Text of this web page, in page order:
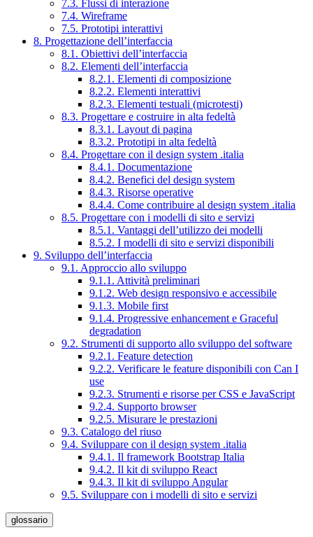
7.3. Flussi di interazione
7.4. Wireframe
7.5. Prototipi interattivi
8. Progettazione dell’interfaccia
8.1. Obiettivi dell’interfaccia
8.2. Elementi dell’interfaccia
8.2.1. Elementi di composizione
8.2.2. Elementi interattivi
8.2.3. Elementi testuali (microtesti)
8.3. Progettare e costruire in alta fedeltà
8.3.1. Layout di pagina
8.3.2. Prototipi in alta fedeltà
8.4. Progettare con il design system .italia
8.4.1. Documentazione
8.4.2. Benefici del design system
8.4.3. Risorse operative
8.4.4. Come contribuire al design system .italia
8.5. Progettare con i modelli di sito e servizi
8.5.1. Vantaggi dell’utilizzo dei modelli
8.5.2. I modelli di sito e servizi disponibili
9. Sviluppo dell’interfaccia
9.1. Approccio allo sviluppo
9.1.1. Attività preliminari
9.1.2. Web design responsivo e accessibile
9.1.3. Mobile first
9.1.4. Progressive enhancement e Graceful
degradation
9.2. Strumenti di supporto allo sviluppo del software
9.2.1. Feature detection
9.2.2. Verificare le feature disponibili con Can I
use
9.2.3. Strumenti e risorse per CSS e JavaScript
9.2.4. Supporto browser
9.2.5. Misurare le prestazioni
9.3. Catalogo del riuso
9.4. Sviluppare con il design system .italia
9.4.1. Il framework Bootstrap Italia
9.4.2. Il kit di sviluppo React
9.4.3. Il kit di sviluppo Angular
9.5. Sviluppare con i modelli di sito e servizi
glossario